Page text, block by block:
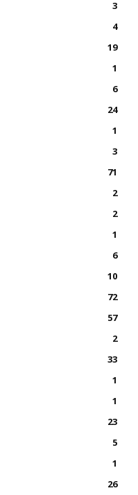
3
4
19
1
6
24
1
3
71
2
2
1
6
10
72
57
2
33
1
1
23
5
1
26